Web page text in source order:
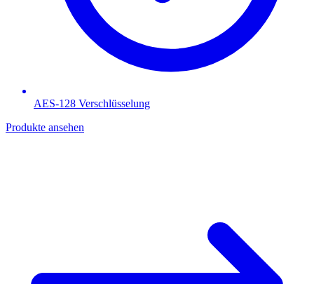
AES-128 Verschlüsselung
Produkte ansehen